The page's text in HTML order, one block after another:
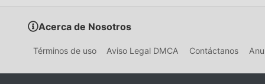
Acerca de Nosotros
Términos de uso Aviso Legal DMCA Contáctanos